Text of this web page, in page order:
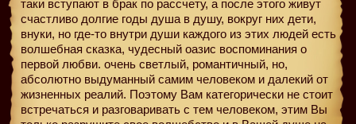
таки вступают в брак по рассчету, а после этого живут
счастливо долгие годы душа в душу, вокруг них дети,
внуки, но где-то внутри души каждого из этих людей есть
волшебная сказка, чудесный оазис воспоминания о
первой любви. очень светлый, романтичный, но,
абсолютно выдуманный самим человеком и далекий от
жизненных реалий. Поэтому Вам категорически не стоит
встречаться и разговаривать с тем человеком, этим Вы